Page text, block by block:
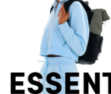
易，需依本服務之必要範圍內
權轉讓予恩沛科技股份有限公司
２．關於個人資料處理事宜，
https://aftee.tw/terms/#terms3
３．未成年的使用者請事先徵
「AFTEE先享後付」，若未經
４．使用「AFTEE先享後付」
時審查核予不同之上限額度；
每筆NT$130，滿